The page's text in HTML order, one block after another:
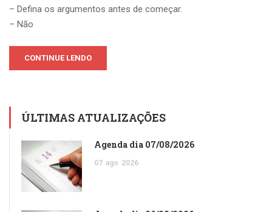
– Defina os argumentos antes de começar.
– Não
CONTINUE LENDO
ÚLTIMAS ATUALIZAÇÕES
Agenda dia 07/08/2026
07 ago 2026